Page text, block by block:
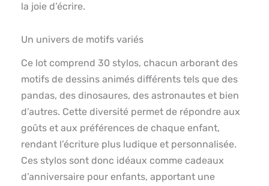
la joie d’écrire.
Un univers de motifs variés
Ce lot comprend 30 stylos, chacun arborant des
motifs de dessins animés différents tels que des
pandas, des dinosaures, des astronautes et bien
d’autres. Cette diversité permet de répondre aux
goûts et aux préférences de chaque enfant,
rendant l’écriture plus ludique et personnalisée.
Ces stylos sont donc idéaux comme cadeaux
d’anniversaire pour enfants, apportant une